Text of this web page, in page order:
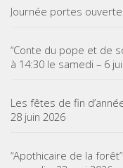
Journée portes
“Conte du pope et de
à 14:30 le samedi – 6
Les fêtes de fin
28 juin 2026
“Apothicaire de la